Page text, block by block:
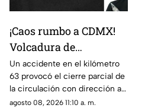
¡Caos rumbo a CDMX!
Volcadura de
camioneta provoca
cierre parcial en la
México-Cuernavaca
Un accidente en el kilómetro
63 provocó el cierre parcial de
la circulación con dirección a
la Ciudad de México.
agosto 08, 2026 11:10 a. m.